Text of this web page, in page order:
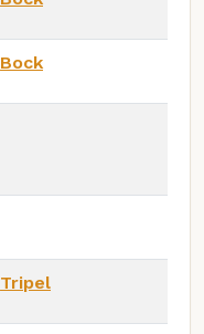
Bock
Tripel